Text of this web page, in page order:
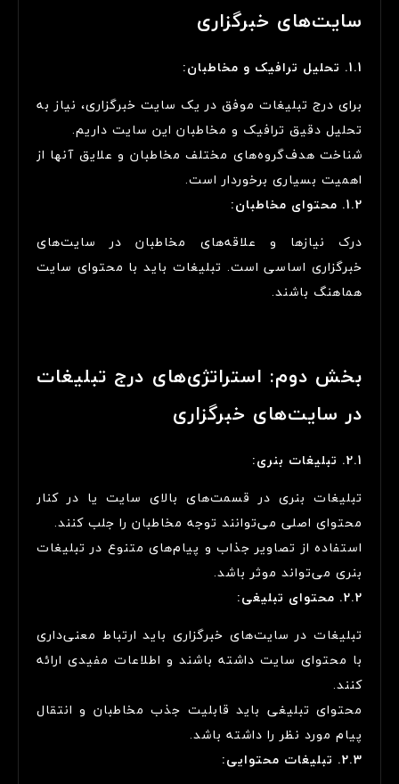
سایت‌های خبرگزاری
1.1. تحلیل ترافیک و مخاطبان:
برای درج تبلیغات موفق در یک سایت خبرگزاری، نیاز به
تحلیل دقیق ترافیک و مخاطبان این سایت داریم.
شناخت هدف‌گروه‌های مختلف مخاطبان و علایق آنها از
اهمیت بسیاری برخوردار است.
1.2. محتوای مخاطبان:
درک نیازها و علاقه‌های مخاطبان در سایت‌های
خبرگزاری اساسی است. تبلیغات باید با محتوای سایت
هماهنگ باشند.
بخش دوم: استراتژی‌های درج تبلیغات
در سایت‌های خبرگزاری
2.1. تبلیغات بنری:
تبلیغات بنری در قسمت‌های بالای سایت یا در کنار
محتوای اصلی می‌توانند توجه مخاطبان را جلب کنند.
استفاده از تصاویر جذاب و پیام‌های متنوع در تبلیغات
بنری می‌تواند موثر باشد.
2.2. محتوای تبلیغی:
تبلیغات در سایت‌های خبرگزاری باید ارتباط معنی‌داری
با محتوای سایت داشته باشند و اطلاعات مفیدی ارائه
کنند.
محتوای تبلیغی باید قابلیت جذب مخاطبان و انتقال
پیام مورد نظر را داشته باشد.
2.3. تبلیغات محتوایی: